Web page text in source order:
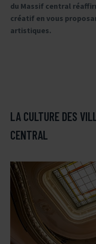
du Massif central
créatif en vous
artistiques.
LA CULTURE DES
CENTRAL